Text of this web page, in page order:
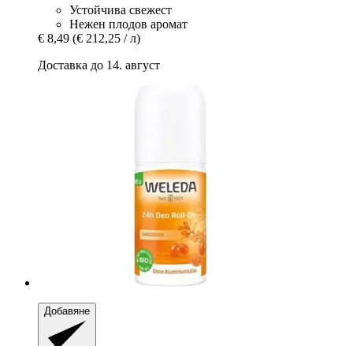
Устойчива свежест
Нежен плодов аромат
€ 8,49 (€ 212,25 / л)
Доставка до 14. август
Добавяне